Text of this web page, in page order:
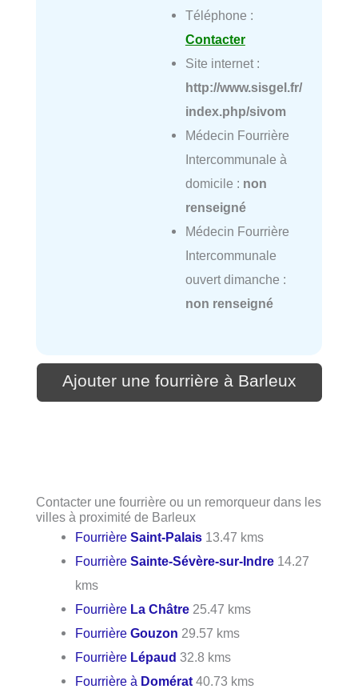
Téléphone :
Contacter
Site internet :
http://www.sisgel.fr/
index.php/sivom
Médecin Fourrière
Intercommunale à
domicile : non
renseigné
Médecin Fourrière
Intercommunale
ouvert dimanche :
non renseigné
Ajouter une fourrière à Barleux
Contacter une fourrière ou un remorqueur dans les
villes à proximité de Barleux
FourrièreSaint-Palais 13.47 kms
FourrièreSainte-Sévère-sur-Indre 14.27
kms
Fourrière La Châtre 25.47 kms
FourrièreGouzon 29.57 kms
Fourrière Lépaud 32.8 kms
Fourrière à Domérat 40.73 kms